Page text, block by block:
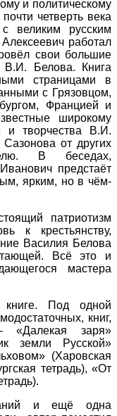
и политическому
четверть века
великим русским
работал
свои большие
В.И. Белова. Книга
страницами в
с Грязовцом,
Францией и
широкому
и творчества В.И.
от других
В беседах,
предстаёт
ярким, но в чём-
патриотизм
к крестьянству,
Василия Белова
Всё это и
мастера
книге. Под одной
книг,
«Далекая заря»
земли Русской»
(Харовская
тетрадь), «От
и ещё одна